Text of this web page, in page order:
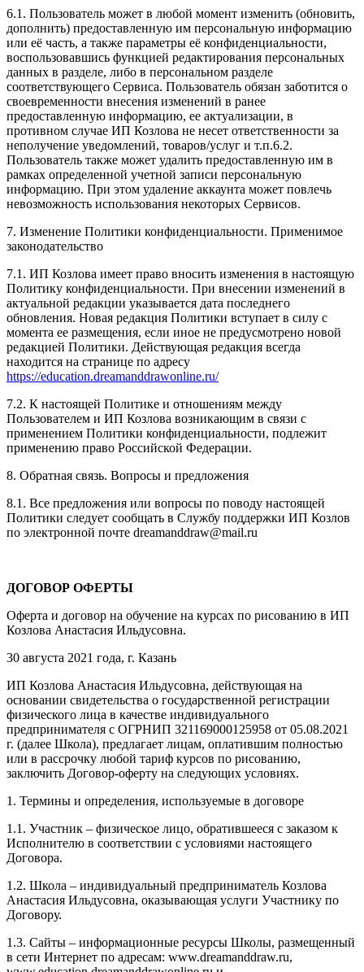
6.1. Пользователь может в любой момент изменить (обновить,
дополнить) предоставленную им персональную информацию
или её часть, а также параметры её конфиденциальности,
воспользовавшись функцией редактирования персональных
данных в разделе, либо в персональном разделе
соответствующего Сервиса. Пользователь обязан заботится о
своевременности внесения изменений в ранее
предоставленную информацию, ее актуализации, в
противном случае ИП Козлова не несет ответственности за
неполучение уведомлений, товаров/услуг и т.п.6.2.
Пользователь также может удалить предоставленную им в
рамках определенной учетной записи персональную
информацию. При этом удаление аккаунта может повлечь
невозможность использования некоторых Сервисов.
7. Изменение Политики конфиденциальности. Применимое
законодательство
7.1. ИП Козлова имеет право вносить изменения в настоящую
Политику конфиденциальности. При внесении изменений в
актуальной редакции указывается дата последнего
обновления. Новая редакция Политики вступает в силу с
момента ее размещения, если иное не предусмотрено новой
редакцией Политики. Действующая редакция всегда
находится на странице по адресу
https://education.dreamanddrawonline.ru/
7.2. К настоящей Политике и отношениям между
Пользователем и ИП Козлова возникающим в связи с
применением Политики конфиденциальности, подлежит
применению право Российской Федерации.
8. Обратная связь. Вопросы и предложения
8.1. Все предложения или вопросы по поводу настоящей
Политики следует сообщать в Службу поддержки ИП Козлов
по электронной почте dreamanddraw@mail.ru
ДОГОВОР ОФЕРТЫ
Оферта и договор на обучение на курсах по рисованию в ИП
Козлова Анастасия Ильдусовна.
30 августа 2021 года, г. Казань
ИП Козлова Анастасия Ильдусовна, действующая на
основании свидетельства о государственной регистрации
физического лица в качестве индивидуального
предпринимателя с ОГРНИП 321169000125958 от 05.08.2021
г. (далее Школа), предлагает лицам, оплатившим полностью
или в рассрочку любой тариф курсов по рисованию,
заключить Договор-оферту на следующих условиях.
1. Термины и определения, используемые в договоре
1.1. Участник – физическое лицо, обратившееся с заказом к
Исполнителю в соответствии с условиями настоящего
Договора.
1.2. Школа – индивидуальный предприниматель Козлова
Анастасия Ильдусовна, оказывающая услуги Участнику по
Договору.
1.3. Сайты – информационные ресурсы Школы, размещенный
в сети Интернет по адресам: www.dreamanddraw.ru,